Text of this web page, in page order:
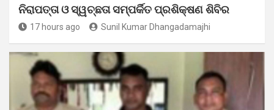
ନିରାପତ୍ତା ଓ ସ୍ୱଚ୍ଛତା ସମ୍ପର୍କିତ ପ୍ରଶିକ୍ଷଣ ଶିବିର
17 hours ago Sunil Kumar Dhangadamajhi